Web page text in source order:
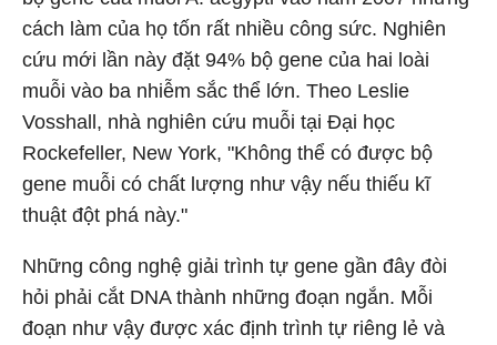
cách làm của họ tốn rất nhiều công sức. Nghiên
cứu mới lần này đặt 94% bộ gene của hai loài
muỗi vào ba nhiễm sắc thể lớn. Theo Leslie
Vosshall, nhà nghiên cứu muỗi tại Đại học
Rockefeller, New York, "Không thể có được bộ
gene muỗi có chất lượng như vậy nếu thiếu kĩ
thuật đột phá này."
Những công nghệ giải trình tự gene gần đây đòi
hỏi phải cắt DNA thành những đoạn ngắn. Mỗi
đoạn như vậy được xác định trình tự riêng lẻ và